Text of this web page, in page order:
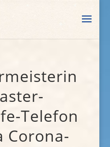
Telefon
Corona-